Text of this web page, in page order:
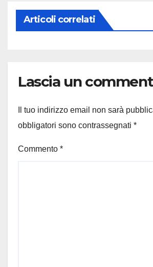
Articoli correlati
Lascia un
Il tuo indirizzo email non sarà
obbligatori sono contrassegnati *
Commento *